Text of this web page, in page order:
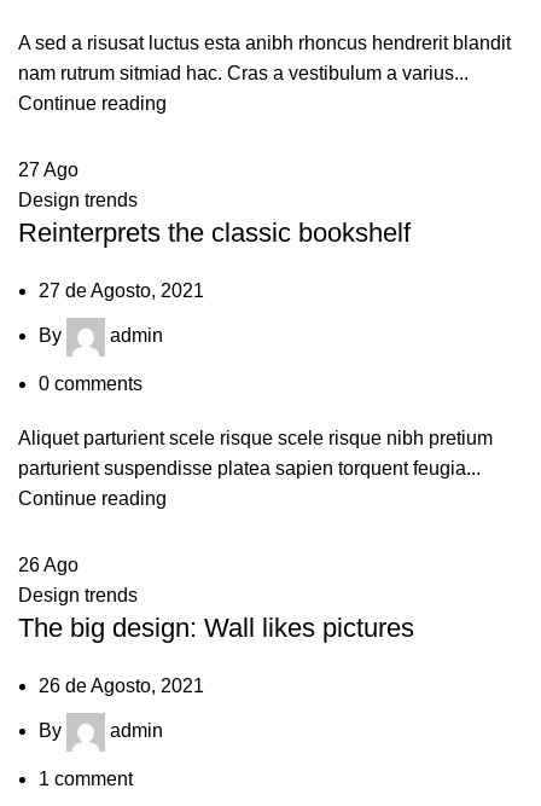
A sed a risusat luctus esta anibh rhoncus hendrerit blandit
nam rutrum sitmiad hac. Cras a vestibulum a varius...
Continue reading
27Ago
Design trends
Reinterprets the classic bookshelf
27 de Agosto, 2021
By admin
0 comments
Aliquet parturient scele risque scele risque nibh pretium
parturient suspendisse platea sapien torquent feugia...
Continue reading
26Ago
Design trends
The big design: Wall likes pictures
26 de Agosto, 2021
By admin
1 comment